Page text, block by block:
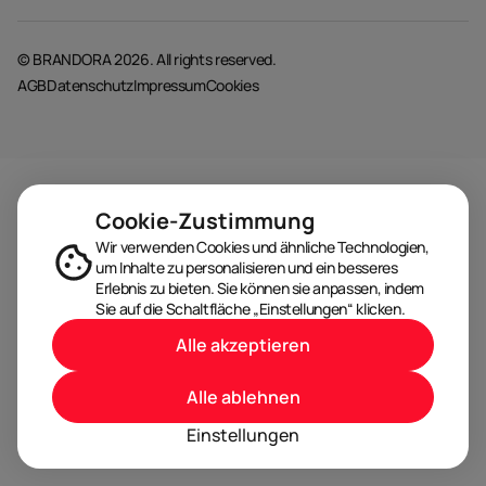
© BRANDORA 2026. All rights reserved.
AGBDatenschutzImpressumCookies
Cookie-Zustimmung
Wir verwenden Cookies und ähnliche Technologien,
um Inhalte zu personalisieren und ein besseres
Erlebnis zu bieten. Sie können sie anpassen, indem
Sie auf die Schaltfläche „Einstellungen“ klicken.
Einstellungen
Alle ablehnen
Alle akzeptieren